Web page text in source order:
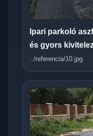
Ipari parkoló
és gyors
../referencia/10.jpg